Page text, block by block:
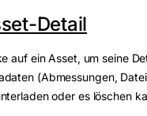
Detail
auf ein Asset, um seine
(Abmessungen,
oder es löschen